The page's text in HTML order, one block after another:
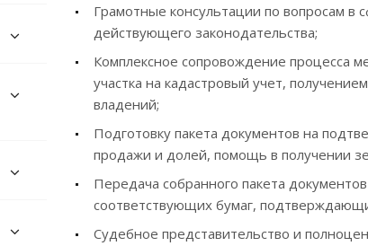
Грамотные консультации по вопросам в
действующего законодательства;
Комплексное сопровождение процесса
участка на кадастровый учет,
владений;
Подготовку пакета документов на
продажи и долей, помощь в получении
Передача собранного пакета
соответствующих бумаг,
Судебное представительство и